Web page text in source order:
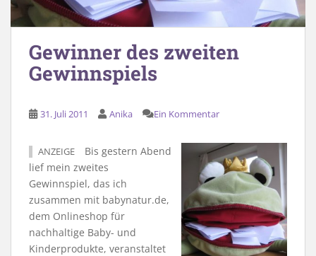
Gewinner des zweiten
Gewinnspiels
31. Juli 2011 Anika Ein Kommentar
ANZEIGE
Bis gestern Abend
lief mein zweites
Gewinnspiel, das ich
zusammen mit babynatur.de,
dem Onlineshop für
nachhaltige Baby- und
Kinderprodukte, veranstaltet